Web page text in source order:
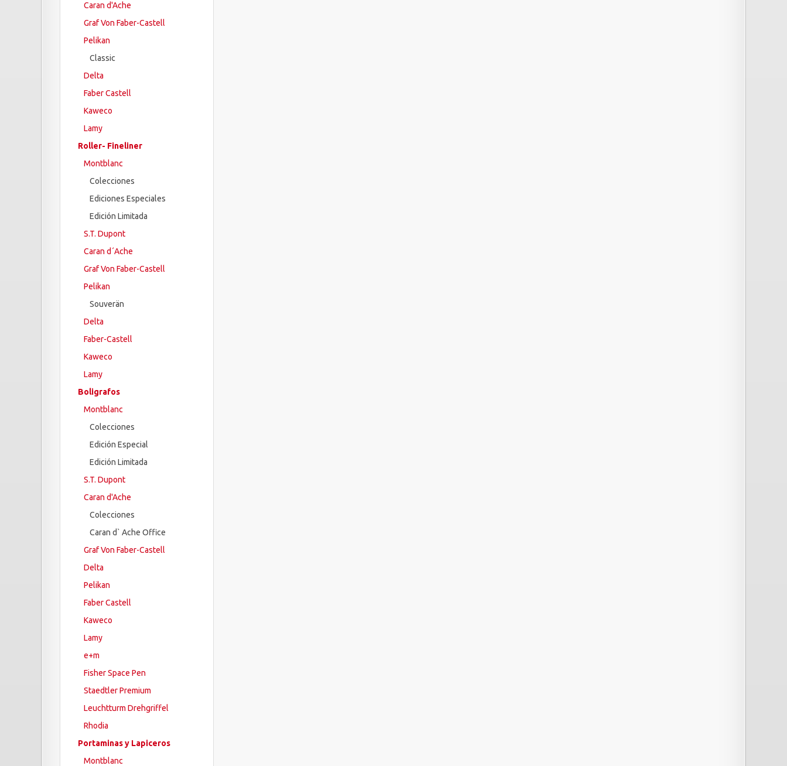
Caran d'Ache
Graf Von Faber-Castell
Pelikan
Classic
Delta
Faber Castell
Kaweco
Lamy
Roller- Fineliner
Montblanc
Colecciones
Ediciones Especiales
Edición Limitada
S.T. Dupont
Caran d´Ache
Graf Von Faber-Castell
Pelikan
Souverän
Delta
Faber-Castell
Kaweco
Lamy
Boligrafos
Montblanc
Colecciones
Edición Especial
Edición Limitada
S.T. Dupont
Caran d'Ache
Colecciones
Caran d` Ache Office
Graf Von Faber-Castell
Delta
Pelikan
Faber Castell
Kaweco
Lamy
e+m
Fisher Space Pen
Staedtler Premium
Leuchtturm Drehgriffel
Rhodia
Portaminas y Lapiceros
Montblanc